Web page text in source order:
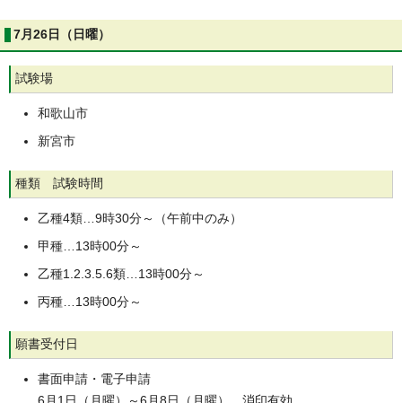
7月26日（日曜）
試験場
和歌山市
新宮市
種類 試験時間
乙種4類…9時30分～（午前中のみ）
甲種…13時00分～
乙種1.2.3.5.6類…13時00分～
丙種…13時00分～
願書受付日
書面申請・電子申請